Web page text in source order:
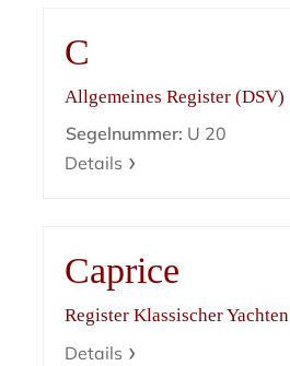
C
Allgemeines Register (DSV)
Segelnummer: U 20
Details
Caprice
Register Klassischer Yachten
Details